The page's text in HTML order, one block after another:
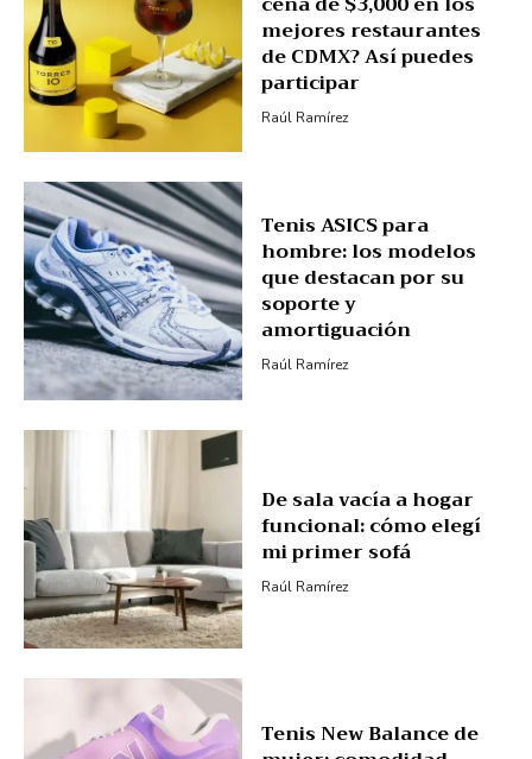
mejores restaurantes
de CDMX? Así puedes
participar
Raúl Ramírez
Tenis ASICS para
hombre: los modelos
que destacan por su
soporte y
amortiguación
Raúl Ramírez
De sala vacía a hogar
funcional: cómo elegí
mi primer sofá
Raúl Ramírez
Tenis New Balance de